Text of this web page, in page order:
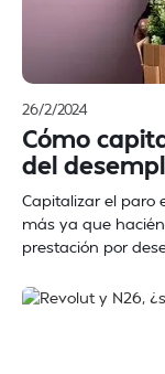
26/2/2024
Cómo
del
Capitalizar el paro
más ya que
prestación por